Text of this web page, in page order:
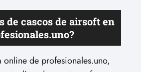
de cascos de airsoft en
online de profesionales.uno,